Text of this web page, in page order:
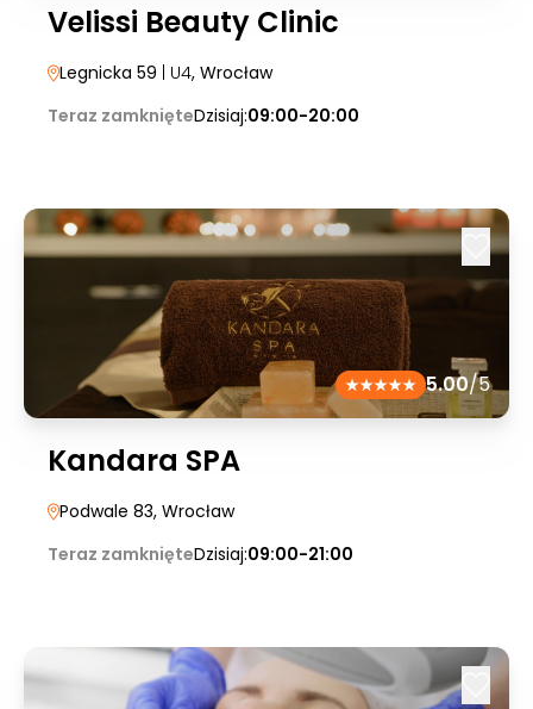
Velissi Beauty Clinic
Legnicka 59 | U4, Wrocław
Teraz zamknięteDzisiaj:09:00-20:00
5.00/5
Kandara SPA
Podwale 83, Wrocław
Teraz zamknięteDzisiaj:09:00-21:00